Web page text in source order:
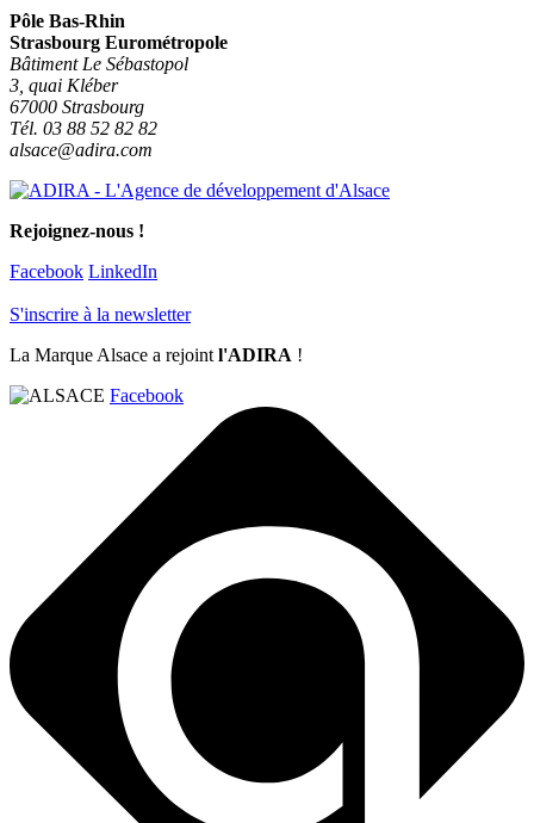
Pôle Bas-Rhin
Strasbourg Eurométropole
Bâtiment Le Sébastopol
3, quai Kléber
67000 Strasbourg
Tél. 03 88 52 82 82
alsace@adira.com
Rejoignez-nous !
Facebook LinkedIn
S'inscrire à la newsletter
La Marque Alsace a rejoint l'ADIRA !
Facebook